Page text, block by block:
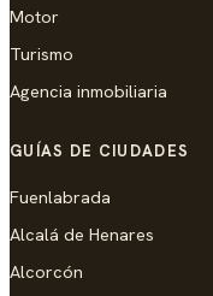
Motor
Turismo
Agencia inmobiliaria
GUÍAS DE CIUDADES
Fuenlabrada
Alcalá de Henares
Alcorcón